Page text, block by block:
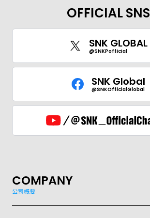
OFFICIAL SNS
SNK GLOBAL
@SNKPofficial
SNK Global
@SNKOfficialGlobal
COMPANY
公司概要